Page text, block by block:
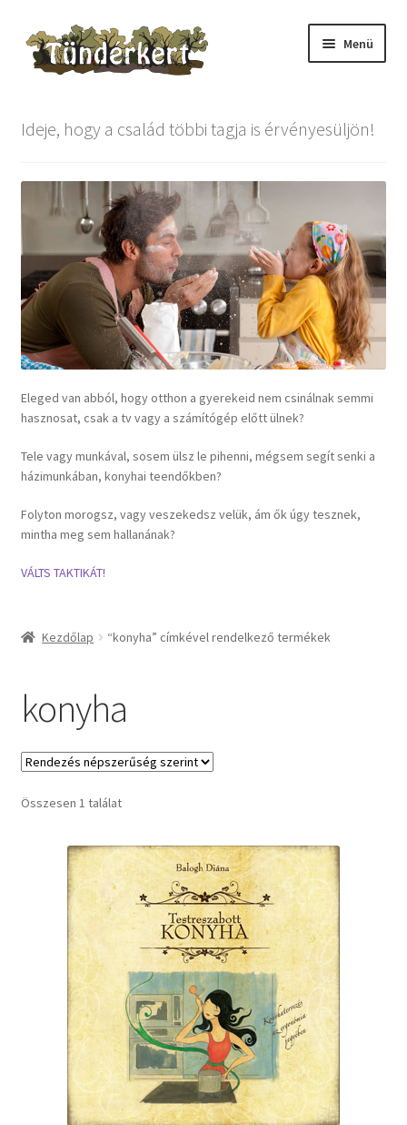
Ugrás
navigációhoz
Kilépés
tartalomba
Menü
Checkout
Információ
Az áruház használata
Ügyfélszolgálat
Adatvédelmi nyilatkozat
Kapcsolat
Ideje, hogy a család többi tagja is érvényesüljön!
Eleged van abból, hogy otthon a gyerekeid nem csinálnak semmi
hasznosat, csak a tv vagy a számítógép előtt ülnek?
Tele vagy munkával, sosem ülsz le pihenni, mégsem segít senki a
házimunkában, konyhai teendőkben?
Folyton morogsz, vagy veszekedsz velük, ám ők úgy tesznek,
mintha meg sem hallanának?
VÁLTS TAKTIKÁT!
Kezdőlap “konyha” címkével rendelkező termékek
konyha
Összesen 1 találat